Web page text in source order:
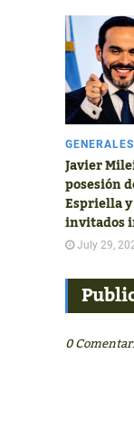
GENERALES
Javier
posesión
Espriella
invitados
July 29,
0